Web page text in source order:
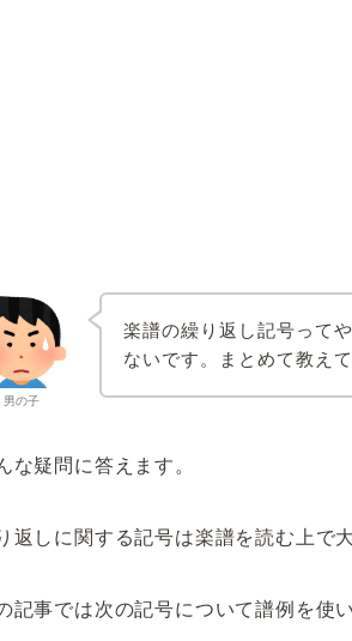
男の子
楽譜の繰り返し記号って
ないです。まとめて教え
な疑問に答えます。
返しに関する記号は楽譜を読む上で
記事では次の記号について譜例を使